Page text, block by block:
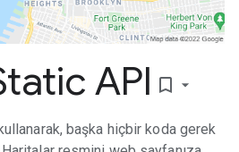
API bookmark_border
başka hiçbir koda gerek